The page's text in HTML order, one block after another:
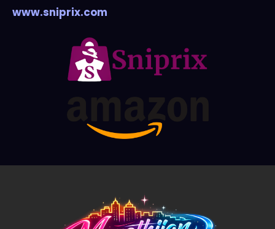
www.sniprix.com